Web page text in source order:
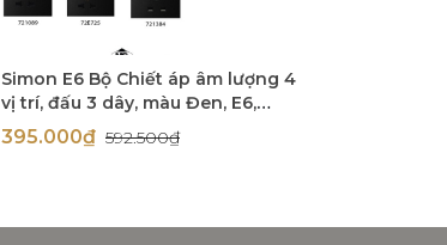
Simon E6 Bộ Chiết áp âm lượng 4
vị trí, đấu 3 dây, màu Đen, E6,
72E621-26
395.000₫ 592.500₫